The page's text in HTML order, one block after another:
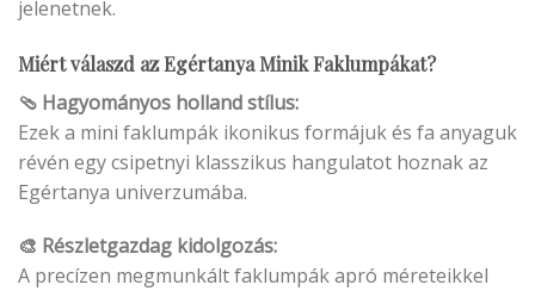
jelenetnek.
Miért válaszd az Egértanya Minik Faklumpákat?
🩴 Hagyományos holland stílus:
Ezek a mini faklumpák ikonikus formájuk és fa anyaguk
révén egy csipetnyi klasszikus hangulatot hoznak az
Egértanya univerzumába.
🎨 Részletgazdag kidolgozás:
A precízen megmunkált faklumpák apró méreteikkel